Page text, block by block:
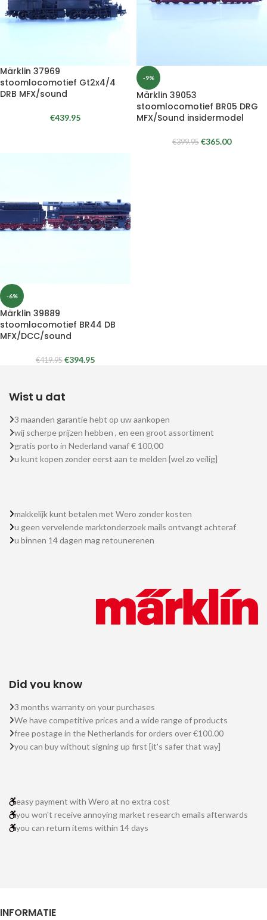
Märklin 37969
stoomlocomotief Gt2x4/4
DRB MFX/sound
€439.95
-9%
Märklin 39053
stoomlocomotief BR05 DRG
MFX/Sound insidermodel
€399.95 €365.00
-6%
Märklin 39889
stoomlocomotief BR44 DB
MFX/DCC/sound
€419.95 €394.95
Wist u dat
3 maanden garantie hebt op uw aankopen
wij scherpe prijzen hebben , en een groot assortiment
gratis porto in Nederland vanaf € 100,00
u kunt kopen zonder eerst aan te melden [wel zo veilig]
makkelijk kunt betalen met Wero zonder kosten
u geen vervelende marktonderzoek mails ontvangt achteraf
u binnen 14 dagen mag retounerenen
Did you know
3 months warranty on your purchases
We have competitive prices and a wide range of products
free postage in the Netherlands for orders over €100.00
you can buy without signing up first [it's safer that way]
easy payment with Wero at no extra cost
you won't receive annoying market research emails afterwards
you can return items within 14 days
INFORMATIE